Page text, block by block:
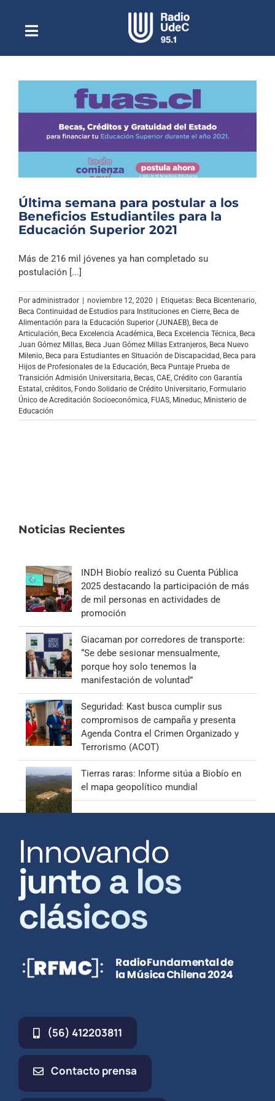
contenidoToggle
NavigationEscuchar Radio UdeC en vivo
Quiénes Somos
Programación
Podcast
Columnas
Música Clásica
Especiales
Última semana para postular a los
Beneficios Estudiantiles para la
Educación Superior 2021
Más de 216 mil jóvenes ya han completado su
postulación [...]
Por administrador | noviembre 12, 2020 | Etiquetas: Beca Bicentenario
Beca Continuidad de Estudios para Instituciones en Cierre Beca de
Alimentación para la Educación Superior (JUNAEB) Beca de
Articulación Beca Excelencia Académica Beca Excelencia Técnica Beca
Juan Gómez Millas Beca Juan Gómez Millas Extranjeros Beca Nuevo
Milenio Beca para Estudiantes en Situación de Discapacidad Beca para
Hijos de Profesionales de la Educación Beca Puntaje Prueba de
Transición Admisión Universitaria Becas CAE Crédito con Garantía
Estatal créditos Fondo Solidario de Crédito Universitario Formulario
Único de Acreditación Socioeconómica FUAS Mineduc Ministerio de
Educación
Noticias Recientes
INDH Biobío realizó su Cuenta Pública
2025 destacando la participación de más
de mil personas en actividades de
promoción
Giacaman por corredores de transporte:
“Se debe sesionar mensualmente,
porque hoy solo tenemos la
manifestación de voluntad”
Seguridad: Kast busca cumplir sus
compromisos de campaña y presenta
Agenda Contra el Crimen Organizado y
Terrorismo (ACOT)
Tierras raras: Informe sitúa a Biobío en
el mapa geopolítico mundial
Innovando
junto a los
clásicos
(56) 412203811
Contacto prensa